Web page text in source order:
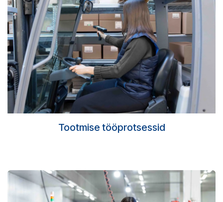
Tootmise tööprotsessid